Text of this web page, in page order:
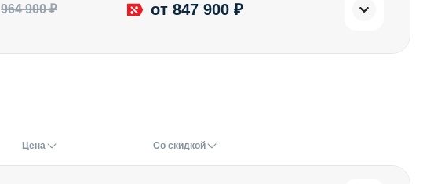
964 900 ₽ от 847 900 ₽
Цена Со скидкой